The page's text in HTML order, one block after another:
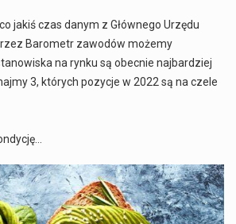
jakiś czas danym z Głównego Urzędu
Barometr zawodów możemy
na rynku są obecnie najbardziej
3, których pozycje w 2022 są na czele